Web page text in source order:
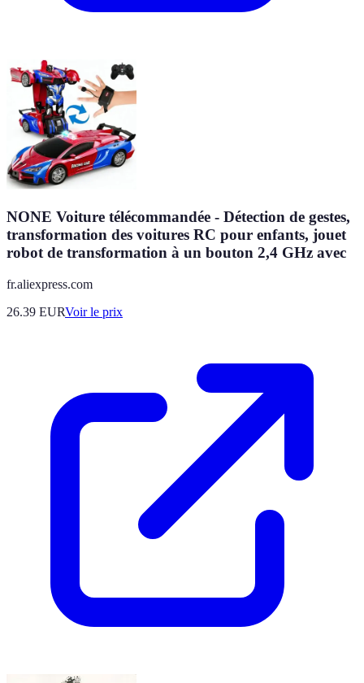
NONE Voiture télécommandée - Détection de gestes,
transformation des voitures RC pour enfants, jouet
robot de transformation à un bouton 2,4 GHz avec
fr.aliexpress.com
26.39 EURVoir le prix